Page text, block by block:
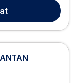
international, il